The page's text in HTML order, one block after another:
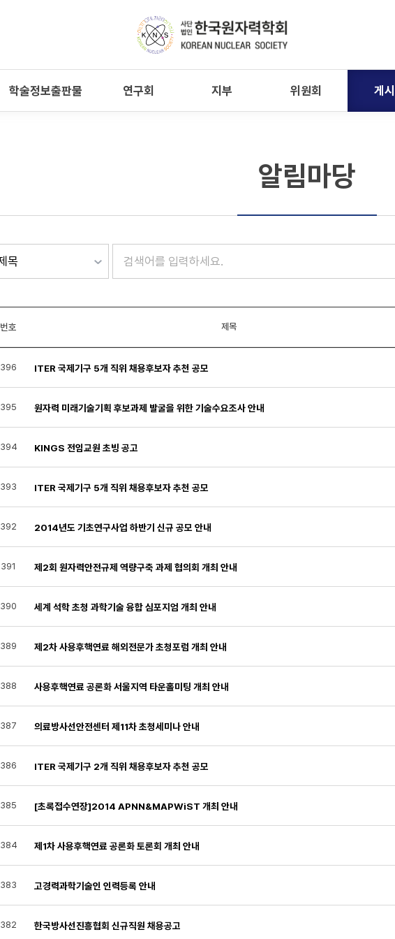
학술정보출판물 연구회 지부 위원회 게
알림마당
번호 제목
396 ITER 국제기구 5개 직위 채용후보자 추천 공모
395 원자력 미래기술기획 후보과제 발굴을 위한 기술수요조사 안내
394 KINGS 전임교원 초빙 공고
393 ITER 국제기구 5개 직위 채용후보자 추천 공모
392 2014년도 기초연구사업 하반기 신규 공모 안내
391 제2회 원자력안전규제 역량구축 과제 협의회 개최 안내
390 세계 석학 초청 과학기술 융합 심포지엄 개최 안내
389 제2차 사용후핵연료 해외전문가 초청포럼 개최 안내
388 사용후핵연료 공론화 서울지역 타운홀미팅 개최 안내
387 의료방사선안전센터 제11차 초청세미나 안내
386 ITER 국제기구 2개 직위 채용후보자 추천 공모
385 [초록접수연장]2014 APNN&MAPWiST 개최 안내
384 제1차 사용후핵연료 공론화 토론회 개최 안내
383 고경력과학기술인 인력등록 안내
382 한국방사선진흥협회 신규직원 채용공고